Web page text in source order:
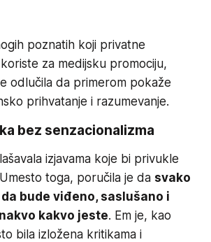
poznatih koji privatne
za medijsku promociju,
odlučila da primerom pokaže
prihvatanje i razumevanje.
bez senzacionalizma
izjavama koje bi privukle
toga, poručila je da svako
bude viđeno, saslušano i
kakvo jeste. Em je, kao
bila izložena kritikama i